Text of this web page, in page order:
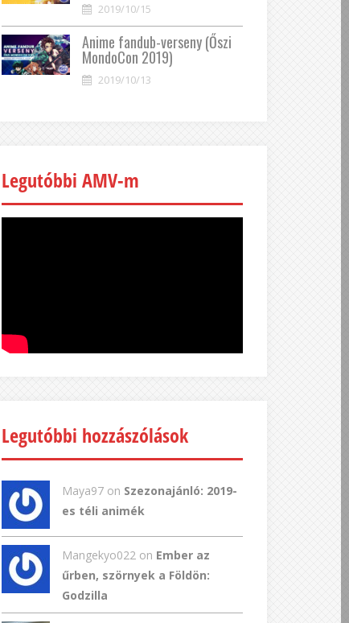
2019/10/15
Anime fandub-verseny (Őszi
MondoCon 2019)
2019/10/13
Legutóbbi AMV-m
Legutóbbi hozzászólások
Maya97 on Szezonajánló: 2019-
es téli animék
Mangekyo022 on Ember az
űrben, szörnyek a Földön:
Godzilla